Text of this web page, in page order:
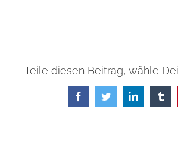
Teile diesen Beitrag, wähle
FacebookTwitterLinkedIn